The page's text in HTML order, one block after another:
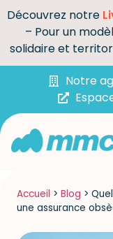
Découvrez notre
– Pour un
solidaire et
Notre
Accueil > Blog >
une assurance